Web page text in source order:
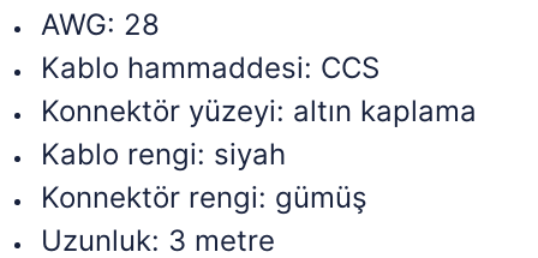
AWG: 28
Kablo hammaddesi: CCS
Konnektör yüzeyi: altın kaplama
Kablo rengi: siyah
Konnektör rengi: gümüş
Uzunluk: 3 metre